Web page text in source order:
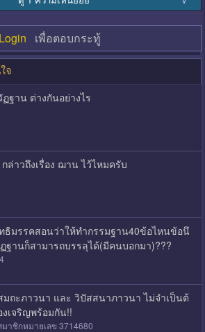
Login เพื่อตอบกระทู้
จ
ฐาน ต่างกันอย่างไร
าวถึงเรื่อง ฌาน ไว้ไหมครับ
ธิมรรคสอนว่าให้ทำกรรมฐาน40ข้อไหนข้อนึ
ฐาน​ก็สามารถบรรลุได้(มีคนบอกมา)???
มถะภาวนา และ วิปัสสนาภาวนา ไม่จำเป็นต้
งเจริญพร้อมกัน!!
มาชิกหมายเลข 3714680